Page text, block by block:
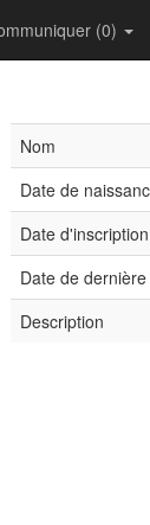
(0)
Nom
Date de
Date d'inscription
Date de
Description